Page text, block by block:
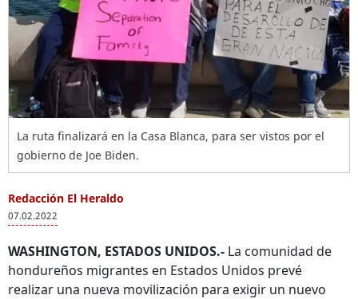
La ruta finalizará en la Casa Blanca, para ser vistos por el
gobierno de Joe Biden.
Redacción El Heraldo
07.02.2022
WASHINGTON, ESTADOS UNIDOS.- La comunidad de
hondureños migrantes en Estados Unidos prevé
realizar una nueva movilización para exigir un nuevo